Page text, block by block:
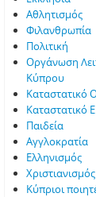
Αθλητισμός
Φιλανθρωπία
Πολιτική
Οργάνωση
Κύπρου
Καταστατικό
Καταστατικό
Παιδεία
Αγγλοκρατία
Ελληνισμός
Χριστιανισμός
Κύπριοι